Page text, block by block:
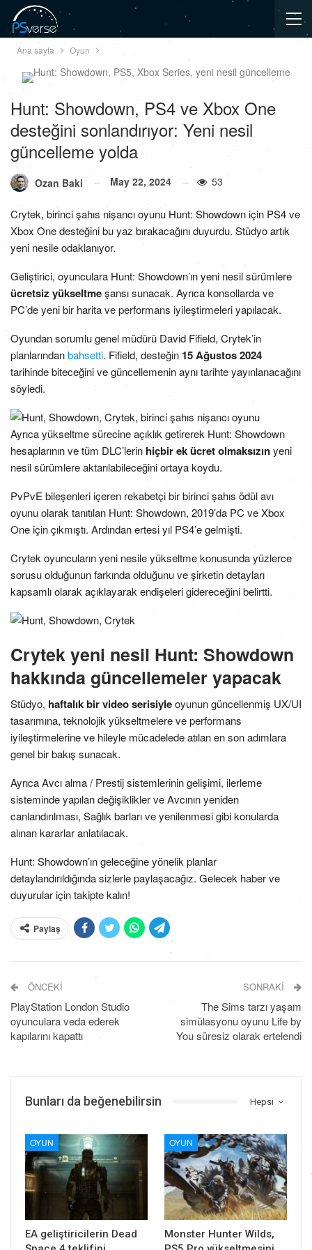
Ana sayfa Oyun
Hunt: Showdown, PS4 ve Xbox One
desteğini sonlandırıyor: Yeni nesil
güncelleme yolda
Ozan Baki May 22, 2024 53
Crytek, birinci şahıs nişancı oyunu Hunt: Showdown için PS4 ve
Xbox One desteğini bu yaz bırakacağını duyurdu. Stüdyo artık
yeni nesile odaklanıyor.
Geliştirici, oyunculara Hunt: Showdown’ın yeni nesil sürümlere
ücretsiz yükseltmeşansı sunacak. Ayrıca konsollarda ve
PC’de yeni bir harita ve performans iyileştirmeleri yapılacak.
Oyundan sorumlu genel müdürü David Fifield, Crytek’in
planlarındanbahsetti. Fifield, desteğin 15 Ağustos 2024
tarihinde biteceğini ve güncellemenin aynı tarihte yayınlanacağını
söyledi.
Ayrıca yükseltme sürecine açıklık getirerek Hunt: Showdown
hesaplarının ve tüm DLC’lerin hiçbir ek ücret olmaksızınyeni
nesil sürümlere aktarılabileceğini ortaya koydu.
PvPvE bileşenleri içeren rekabetçi bir birinci şahıs ödül avı
oyunu olarak tanıtılan Hunt: Showdown, 2019’da PC ve Xbox
One için çıkmıştı. Ardından ertesi yıl PS4’e gelmişti.
Crytek oyuncuların yeni nesile yükseltme konusunda yüzlerce
sorusu olduğunun farkında olduğunu ve şirketin detayları
kapsamlı olarak açıklayarak endişeleri gidereceğini belirtti.
Crytek yeni nesil Hunt: Showdown
hakkında güncellemeler yapacak
Stüdyo, haftalık bir video serisiyleoyunun güncellenmiş UX/UI
tasarımına, teknolojik yükseltmelere ve performans
iyileştirmelerine ve hileyle mücadelede atılan en son adımlara
genel bir bakış sunacak.
Ayrıca Avcı alma / Prestij sistemlerinin gelişimi, ilerleme
sisteminde yapılan değişiklikler ve Avcının yeniden
canlandırılması, Sağlık barları ve yenilenmesi gibi konularda
alınan kararlar anlatılacak.
Hunt: Showdown’ın geleceğine yönelik planlar
detaylandırıldığında sizlerle paylaşacağız. Gelecek haber ve
duyurular için takipte kalın!
Paylaş
ÖNCEKI
PlayStation London Studio
oyunculara veda ederek
kapılarını kapattı
SONRAKI
The Sims tarzı yaşam
simülasyonu oyunu Life by
You süresiz olarak ertelendi
Hepsi
Bunları da beğenebilirsin
OYUN
EA geliştiricilerin Dead
OYUN
Monster Hunter Wilds,